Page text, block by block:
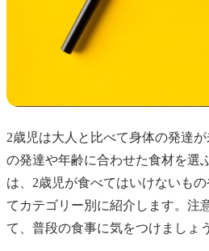
2歳児は大人と比べて身体の発達
の発達や年齢に合わせた食材を選
は、2歳児が食べてはいけないも
てカテゴリー別に紹介します。注
て、普段の食事に気をつけましょう